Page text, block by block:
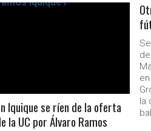
Iquique se ríen de la oferta
la UC por Álvaro Ramos
la
Ministerio